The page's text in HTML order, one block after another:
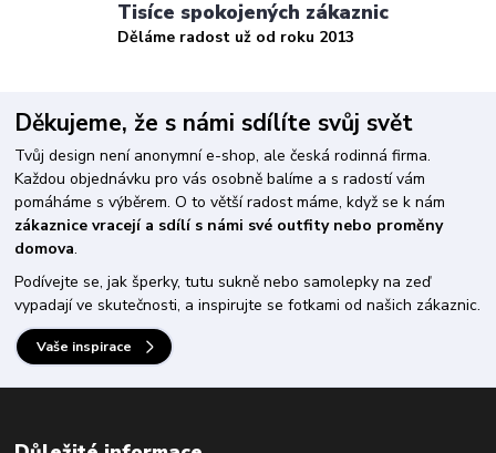
Tisíce spokojených zákaznic
Děláme radost už od roku 2013
Děkujeme, že s námi sdílíte svůj svět
Tvůj design není anonymní e-shop, ale česká rodinná firma.
Každou objednávku pro vás osobně balíme a s radostí vám
pomáháme s výběrem. O to větší radost máme, když se k nám
zákaznice vracejí a sdílí s námi své outfity nebo proměny
domova.
Podívejte se, jak šperky, tutu sukně nebo samolepky na zeď
vypadají ve skutečnosti, a inspirujte se fotkami od našich zákaznic.
Vaše inspirace